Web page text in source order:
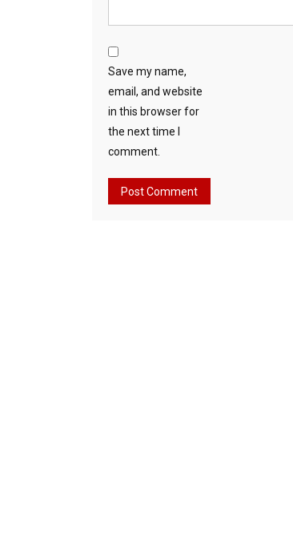
Save my name,
email, and website
in this browser for
the next time I
comment.